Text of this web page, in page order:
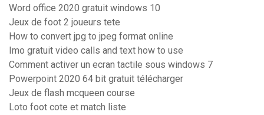
Word office 2020 gratuit windows 10
Jeux de foot 2 joueurs tete
How to convert jpg to jpeg format online
Imo gratuit video calls and text how to use
Comment activer un ecran tactile sous windows 7
Powerpoint 2020 64 bit gratuit télécharger
Jeux de flash mcqueen course
Loto foot cote et match liste